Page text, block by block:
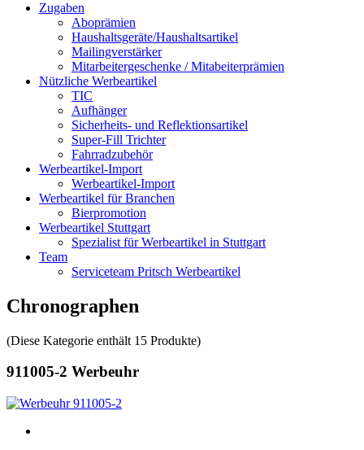
Zugaben
Aboprämien
Haushaltsgeräte/Haushaltsartikel
Mailingverstärker
Mitarbeitergeschenke / Mitabeiterprämien
Nützliche Werbeartikel
TIC
Aufhänger
Sicherheits- und Reflektionsartikel
Super-Fill Trichter
Fahrradzubehör
Werbeartikel-Import
Werbeartikel-Import
Werbeartikel für Branchen
Bierpromotion
Werbeartikel Stuttgart
Spezialist für Werbeartikel in Stuttgart
Team
Serviceteam Pritsch Werbeartikel
Chronographen
(Diese Kategorie enthält 15 Produkte)
911005-2 Werbeuhr